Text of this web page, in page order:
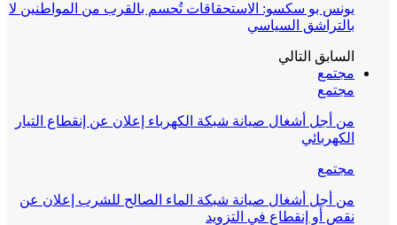
يونس بو سكسو: الاستحقاقات تُحسم بالقرب من المواطنين لا
بالتراشق السياسي
السابق التالي
مجتمع
مجتمع
من أجل أشغال صيانة شبكة الكهرباء إعلان عن إنقطاع التيار
الكهربائي
مجتمع
من أجل أشغال صيانة شبكة الماء الصالح للشرب إعلان عن
نقص أو إنقطاع في التزويد